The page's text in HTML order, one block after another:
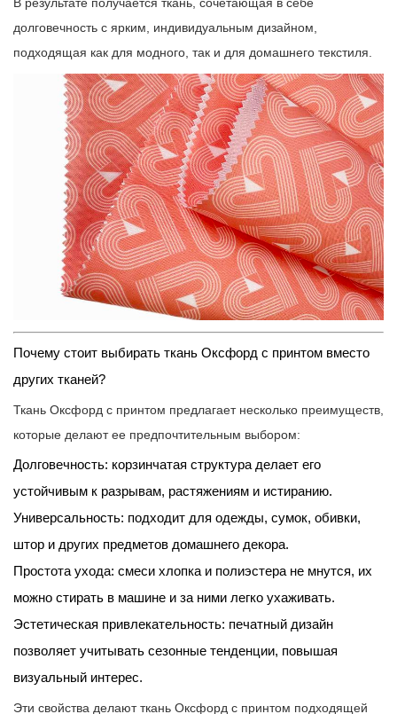
Каковы
экологические
соображения?
Каковы
проблемы
работе
оксфордской
тканью
принтом?
Почему
с
принтом
популярна
в
современном
текстиле?
ткань
Оксфорд
с
долговечность с ярким, индивидуальным дизайном,
подходящая как для модного, так и для домашнего текстиля.
Почему стоит выбирать ткань Оксфорд с принтом вместо
других тканей?
Ткань Оксфорд с принтом предлагает несколько преимуществ,
которые делают ее предпочтительным выбором:
Долговечность: корзинчатая структура делает его
устойчивым к разрывам, растяжениям и истиранию.
Универсальность: подходит для одежды, сумок, обивки,
штор и других предметов домашнего декора.
Простота ухода: смеси хлопка и полиэстера не мнутся, их
можно стирать в машине и за ними легко ухаживать.
Эстетическая привлекательность: печатный дизайн
позволяет учитывать сезонные тенденции, повышая
визуальный интерес.
Эти свойства делают ткань Оксфорд с принтом подходящей